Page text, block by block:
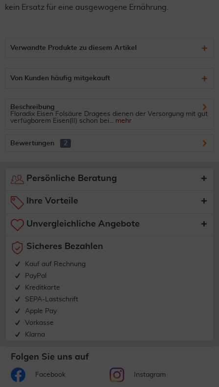
kein Ersatz für eine ausgewogene Ernährung.
Verwandte Produkte zu diesem Artikel
Von Kunden häufig mitgekauft
Beschreibung
Floradix Eisen Folsäure Dragees dienen der Versorgung mit gut
verfügbarem Eisen(II) schon bei... mehr
Bewertungen 2
Persönliche Beratung
Ihre Vorteile
Unvergleichliche Angebote
Sicheres Bezahlen
Kauf auf Rechnung
PayPal
Kreditkarte
SEPA-Lastschrift
Apple Pay
Vorkasse
Klarna
Folgen Sie uns auf
Facebook Instagram